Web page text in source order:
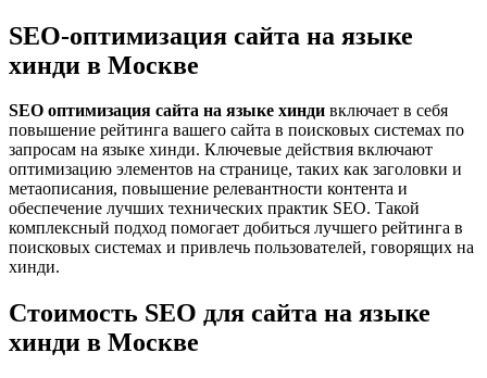
SEO-оптимизация сайта на языке
хинди в Москве
SEO оптимизация сайта на языке хинди включает в себя
повышение рейтинга вашего сайта в поисковых системах по
запросам на языке хинди. Ключевые действия включают
оптимизацию элементов на странице, таких как заголовки и
метаописания, повышение релевантности контента и
обеспечение лучших технических практик SEO. Такой
комплексный подход помогает добиться лучшего рейтинга в
поисковых системах и привлечь пользователей, говорящих на
хинди.
Стоимость SEO для сайта на языке
хинди в Москве